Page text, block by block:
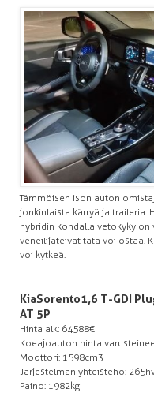
Tämmöisen ison auton
jonkinlaista kärryä ja traileria.
hybridin kohdalla vetokyky
veneilijät eivät tätä voi ostaa.
voi kytkeä.
Kia Sorento 1,6 T-GDI
AT 5P
Hinta alk: 64588€
Koeajoauton hinta
Moottori: 1598cm3
Järjestelmän yhteisteho:
Paino: 1982kg